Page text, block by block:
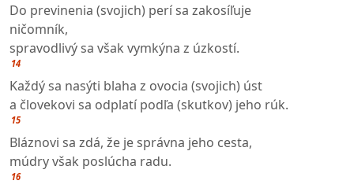
Do previnenia (svojich) perí sa zakosíľuje
ničomník,
spravodlivý sa však vymkýna z úzkostí.
14
Každý sa nasýti blaha z ovocia (svojich) úst
a človekovi sa odplatí podľa (skutkov) jeho rúk.
15
Bláznovi sa zdá, že je správna jeho cesta,
múdry však poslúcha radu.
16